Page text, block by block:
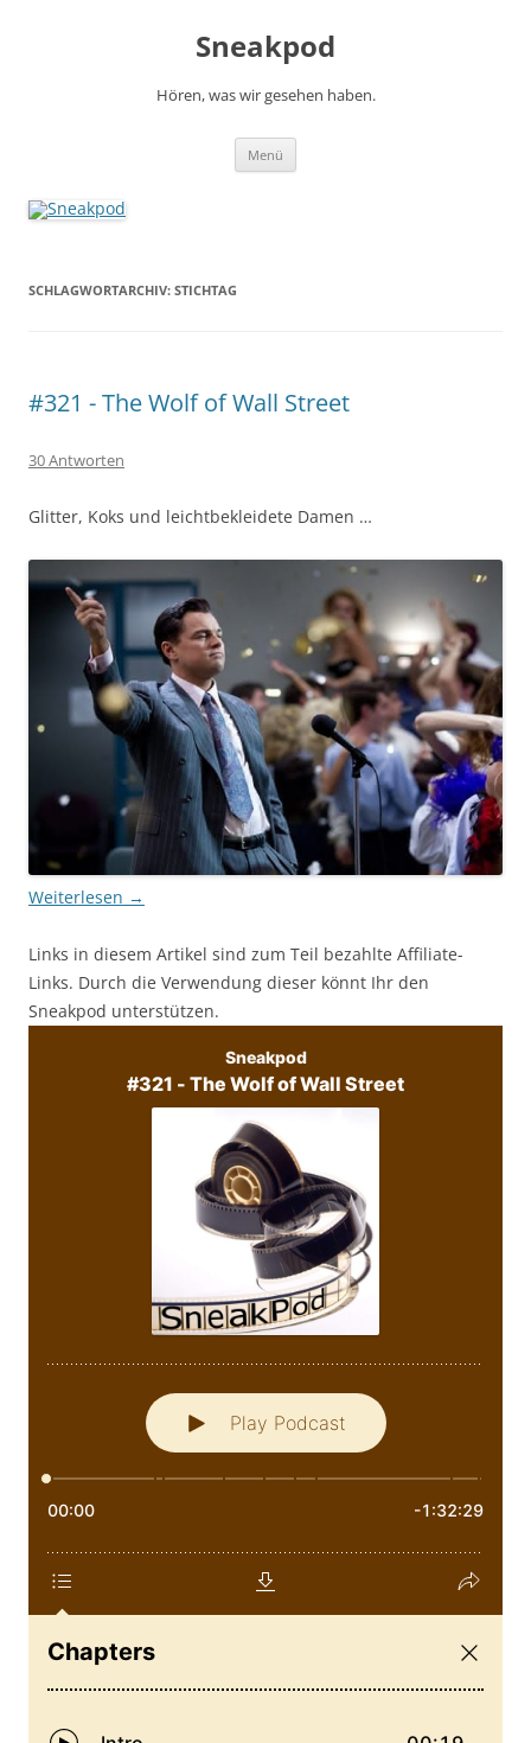
Sneakpod
Hören, was wir gesehen haben.
Menü
SCHLAGWORTARCHIV: STICHTAG
#321 - The Wolf of Wall Street
30 Antworten
Glitter, Koks und leichtbekleidete Damen …
Weiterlesen →
Links in diesem Artikel sind zum Teil bezahlte Affiliate-
Links. Durch die Verwendung dieser könnt Ihr den
Sneakpod unterstützen.